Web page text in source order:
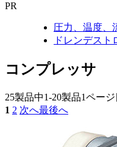
PR
圧力、温度、
ドレンデスト
コンプレッサ
25製品中1-20製品1ペー
1 2 次へ最後へ